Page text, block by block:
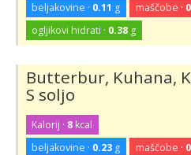
beljakovine · 0.11 g maščobe ·
ogljikovi hidrati · 0.38 g
Butterbur, Kuhana,
S soljo
Kalorij · 8 kcal
beljakovine · 0.23 g maščobe ·